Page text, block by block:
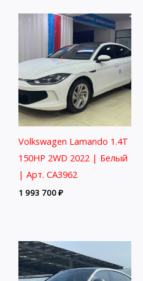
Volkswagen Lamando 1.4T
150HP 2WD 2022 | Белый
| Арт. CA3962
1 993 700₽